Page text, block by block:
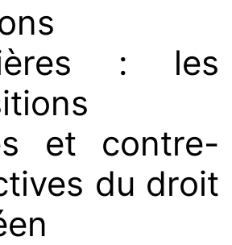
: les
et contre-
du droit